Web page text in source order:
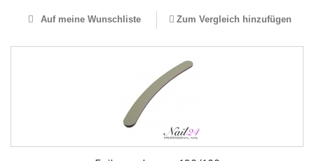
Auf meine Wunschliste Zum Vergleich hinzufügen